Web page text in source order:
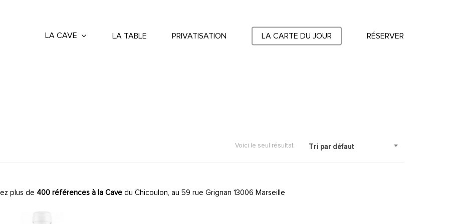
LA CAVE LA TABLE PRIVATISATION LA CARTE DU JOUR RÉSERVER
Tri par défaut
Voici le seul résultat
plus de 400 références à la Cave du Chicoulon, au 59 rue Grignan 13006 Marseille